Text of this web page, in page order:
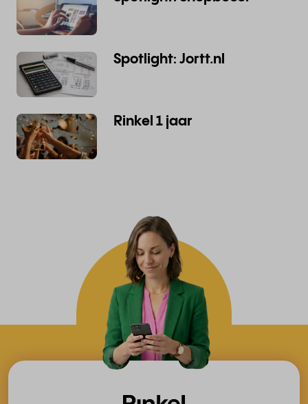
Spotlight: Jortt.nl
Rinkel 1 jaar